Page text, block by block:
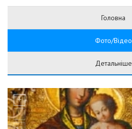
Головна
Фото/Відео
Детальніше